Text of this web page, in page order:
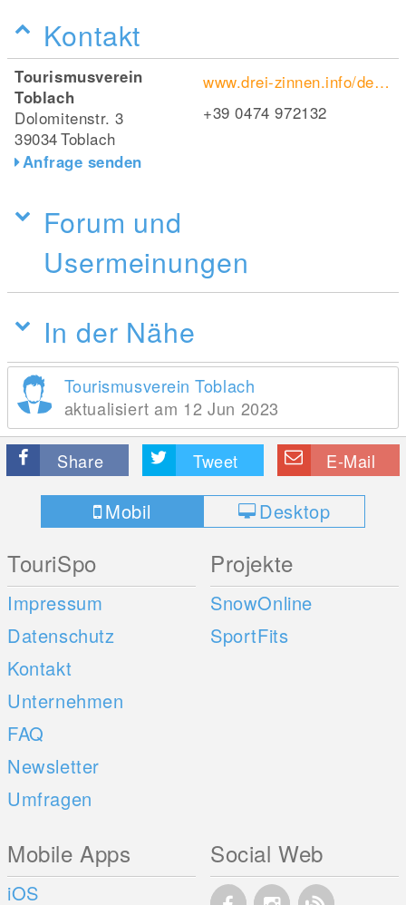
Kontakt
Tourismusverein
Toblach
Dolomitenstr. 3
39034Toblach
Anfrage senden
www.drei-zinnen.info/de/toblach.html
+39 0474 972132
Forum und
Usermeinungen
In der Nähe
Tourismusverein Toblach
aktualisiert am 12 Jun 2023
Share Tweet E-Mail
Mobil Desktop
TouriSpo
Impressum
Datenschutz
Kontakt
Unternehmen
FAQ
Newsletter
Umfragen
Projekte
SnowOnline
SportFits
Mobile Apps
iOS
Social Web